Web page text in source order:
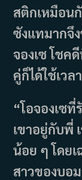
สติกเหมือน
ซังแทมากจึ
จองเซ โชค
คู่ก็ได้ใช้เว
“โอจองเซ
เขาอยู่กับพี่
น้อย ๆ โดย
สาวของบอ